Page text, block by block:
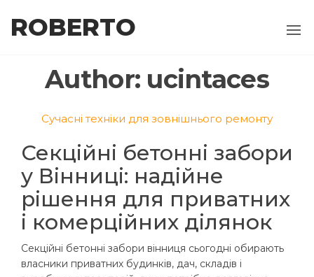
ROBERTO
Author: ucintaces
Сучасні техніки для зовнішнього ремонту
Секційні бетонні забори
у Вінниці: надійне
рішення для приватних
і комерційних ділянок
Секційні бетонні забори вінниця сьогодні обирають
власники приватних будинків, дач, складів і